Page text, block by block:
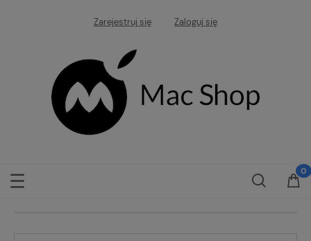
Zarejestruj się Zaloguj się